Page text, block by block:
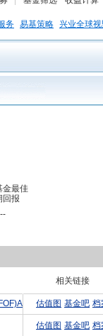
务 易基策略 兴业全球
金最佳
回报
--
相关链接
估值图 基金吧 档
估值图 基金吧 档